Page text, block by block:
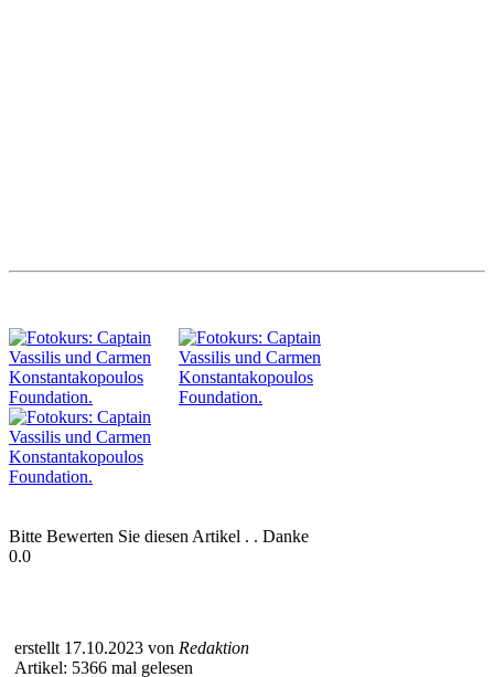
Bitte Bewerten Sie diesen Artikel . . Danke
0.0
erstellt 17.10.2023 von Redaktion
Artikel: 5366 mal gelesen